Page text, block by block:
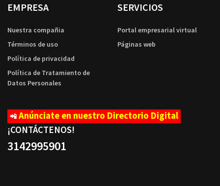
EMPRESA
Nuestra compañia
Términos de uso
Política de privacidad
Política de Tratamiento de
Datos Personales
SERVICIOS
Portal empresarial virtual
Páginas web
📲 Anúnciate en nuestro Directorio Digital
¡CONTÁCTENOS!
3142995901